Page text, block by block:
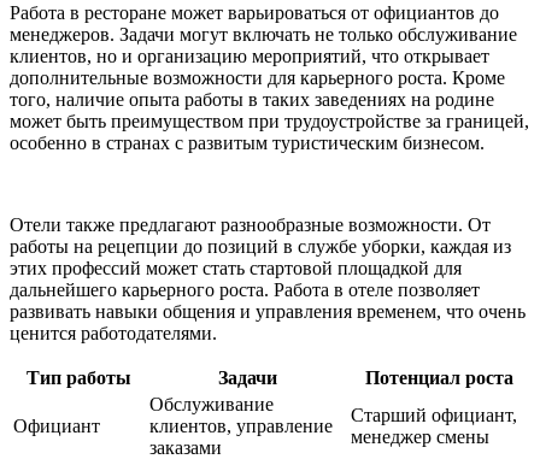
Работа в ресторане может варьироваться от официантов до
менеджеров. Задачи могут включать не только обслуживание
клиентов, но и организацию мероприятий, что открывает
дополнительные возможности для карьерного роста. Кроме
того, наличие опыта работы в таких заведениях на родине
может быть преимуществом при трудоустройстве за границей,
особенно в странах с развитым туристическим бизнесом.
Отели также предлагают разнообразные возможности. От
работы на рецепции до позиций в службе уборки, каждая из
этих профессий может стать стартовой площадкой для
дальнейшего карьерного роста. Работа в отеле позволяет
развивать навыки общения и управления временем, что очень
ценится работодателями.
Тип работы Задачи Потенциал роста
Официант
Обслуживание
клиентов, управление
заказами
Старший официант,
менеджер смены